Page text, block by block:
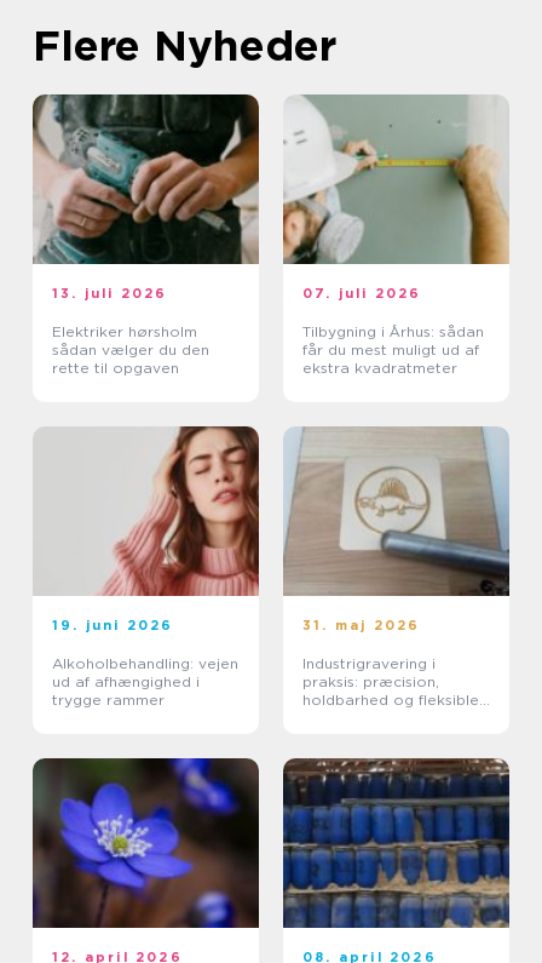
Flere Nyheder
13. juli 2026
Elektriker hørsholm
sådan vælger du den
rette til opgaven
07. juli 2026
Tilbygning i Århus: sådan
får du mest muligt ud af
ekstra kvadratmeter
19. juni 2026
Alkoholbehandling: vejen
ud af afhængighed i
trygge rammer
31. maj 2026
Industrigravering i
praksis: præcision,
holdbarhed og fleksible
12. april 2026 08. april 2026